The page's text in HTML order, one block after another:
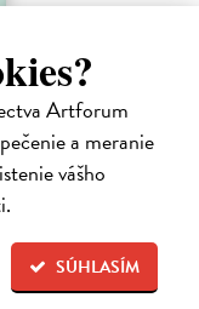
Artforum
a meranie
vášho
SÚHLASÍM
britskej
a Toto by si mali
Beachy Head